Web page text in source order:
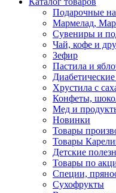
Подарочные
Мармелад,
Сувениры и
Чай, кофе и
Зефир
Пастила и
Хрустила с
Конфеты,
Мед и
Новинки
Товары
Товары
Детские
Товары по
Специи,
Сухофрукты